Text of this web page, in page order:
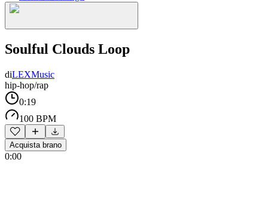
Soulful Clouds Loop
diLEXMusic
hip-hop/rap
0:19
100 BPM
Acquista brano
0:00